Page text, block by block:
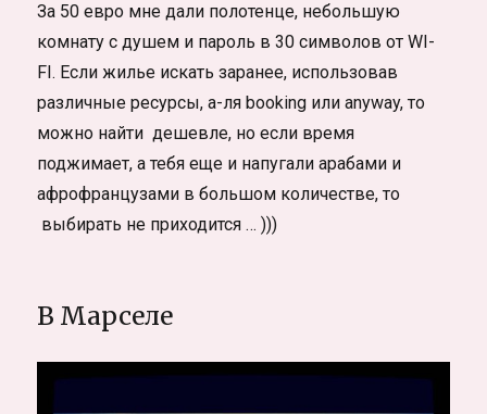
За 50 евро мне дали полотенце, небольшую
комнату с душем и пароль в 30 символов от WI-
FI. Если жилье искать заранее, использовав
различные ресурсы, а-ля booking или anyway, то
можно найти дешевле, но если время
поджимает, а тебя еще и напугали арабами и
афрофранцузами в большом количестве, то
выбирать не приходится … )))
В Марселе